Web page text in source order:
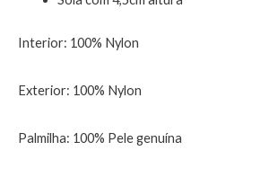
Interior: 100% Nylon
Exterior: 100% Nylon
Palmilha: 100% Pele genuína